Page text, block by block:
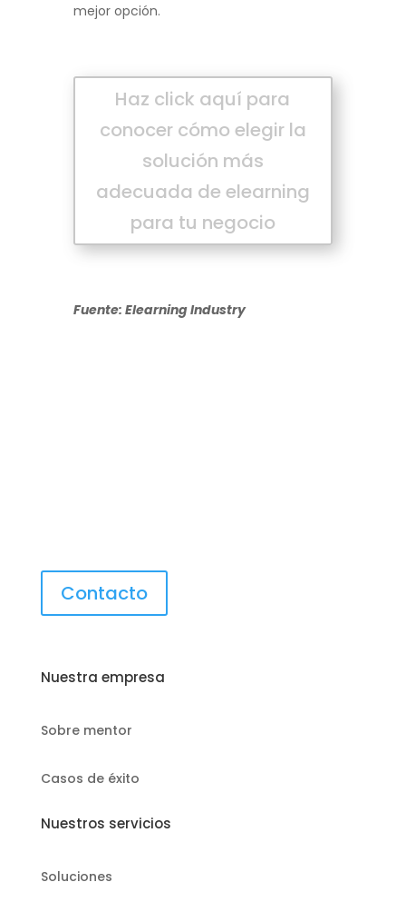
mejor opción.
Haz click aquí para
conocer cómo elegir la
solución más
adecuada de elearning
para tu negocio
Fuente: Elearning Industry
Contacto
Nuestra empresa
Sobre mentor
Casos de éxito
Nuestros servicios
Soluciones